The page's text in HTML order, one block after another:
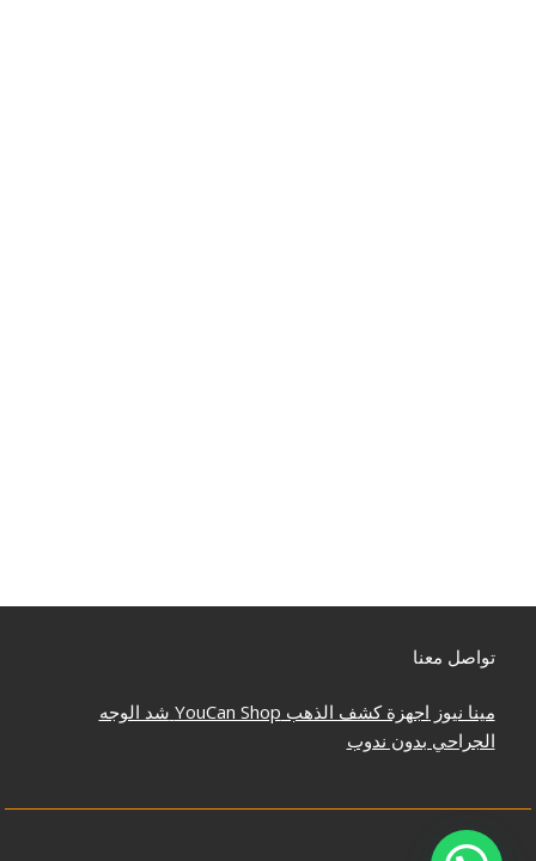
تواصل معنا
مينا نيوز اجهزة كشف الذهب YouCan Shop شد الوجه
الجراحي بدون ندوب